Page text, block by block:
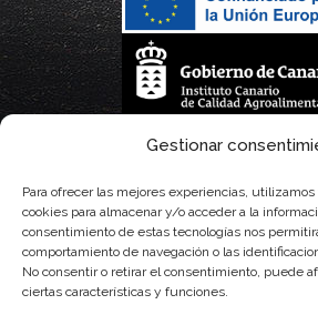
Gestionar
Para ofrecer las mejores experiencias,
cookies para almacenar y/o acceder a la
consentimiento de estas tecnologías nos
comportamiento de navegación o las
No consentir o retirar el consentimiento, puede
ciertas características y funciones.
La gestión de la DOP Lanzarote realizada por este
con fondos provenientes del presupuesto de
Calidad Agroalimentaria